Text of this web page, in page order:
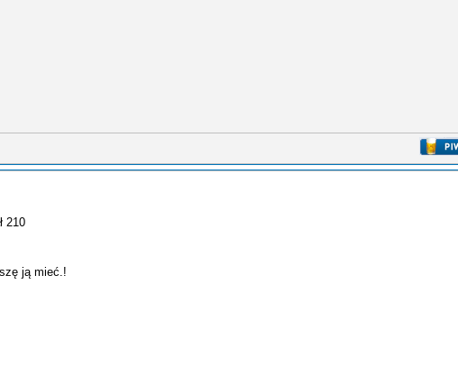
210
ją mieć.!